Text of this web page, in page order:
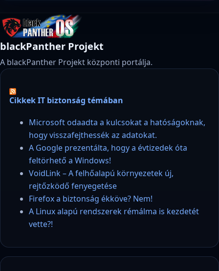
blackPanther Projekt
A blackPanther Projekt központi portálja.
Cikkek IT biztonság témában
Microsoft odaadta a kulcsokat a hatóságoknak,
hogy visszafejthessék az adatokat.
A Google prezentálta, hogy a évtizedek óta
feltörhető a Windows!
VoidLink – A felhőalapú környezetek új,
rejtőzködő fenyegetése
Firefox a biztonság ékköve? Nem!
A Linux alapú rendszerek rémálma is kezdetét
vette?!